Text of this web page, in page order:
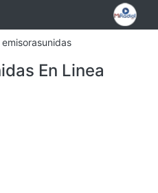
emisorasunidas
En Linea